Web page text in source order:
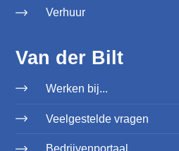
Verhuur
Van der Bilt
Werken bij...
Veelgestelde vragen
Bedrijvenportaal